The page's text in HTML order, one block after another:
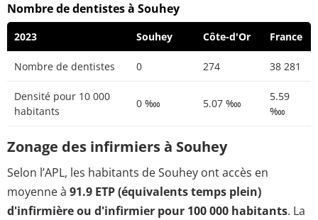
Nombre de dentistes à Souhey
2023 Souhey Côte-d'Or France
Nombre de dentistes 0 274 38 281
Densité pour 10 000
habitants
0 ‱ 5.07 ‱
5.59
‱
Zonage des infirmiers à Souhey
Selon l’APL, les habitants de Souhey ont accès en
moyenne à 91.9 ETP (équivalents temps plein)
d'infirmière ou d'infirmier pour 100 000 habitants. La